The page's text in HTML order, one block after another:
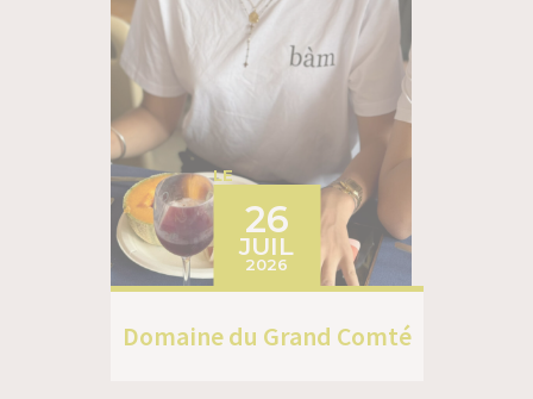
LE
26
JUIL
2026
Domaine du Grand Comté